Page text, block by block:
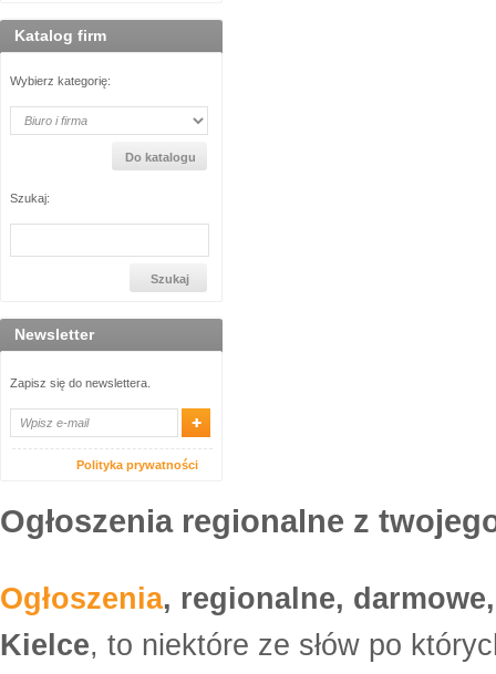
Katalog firm
Wybierz kategorię:
Szukaj:
Newsletter
Zapisz się do newslettera.
Polityka prywatności
Ogłoszenia regionalne z
Ogłoszenia, regionalne,
Kielce, to niektóre ze słów po